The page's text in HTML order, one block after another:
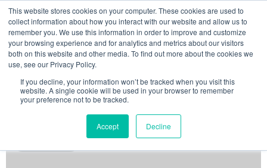
This website stores cookies on your computer. These cookies are used to
collect information about how you interact with our website and allow us to
remember you. We use this information in order to improve and customize
your browsing experience and for analytics and metrics about our visitors
both on this website and other media. To find out more about the cookies we
use, see our Privacy Policy.
If you decline, your information won’t be tracked when you visit this
website. A single cookie will be used in your browser to remember
your preference not to be tracked.
Accept Decline
Vai
contenuto
08/08/202610:04:56
LinkedinFacebook
X TelegramWhatsappMastodon
INIZIATIVE ASTORRI